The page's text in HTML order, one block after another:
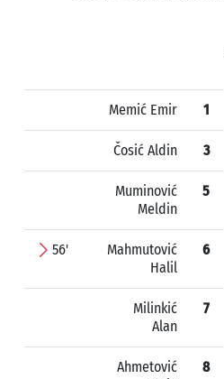
Memić Emir 1
Čosić Aldin 3
Muminović
Meldin
5
56'
Mahmutović
Halil
6
Milinkić
Alan
7
Ahmetović
8